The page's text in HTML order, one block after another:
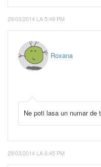
29/03/2014 LA 5:49 PM
Roxana
Ne poti lasa un numar de
29/03/2014 LA 6:45 PM